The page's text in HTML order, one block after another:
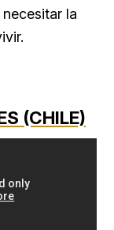
la
(CHILE)